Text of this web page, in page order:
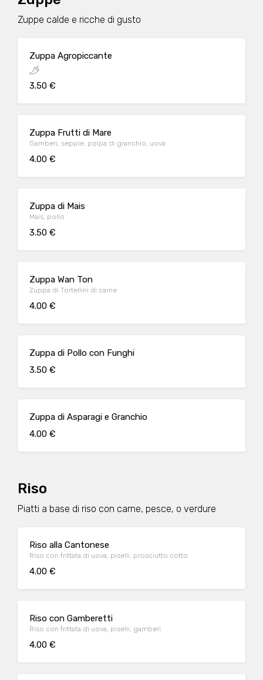
Zuppe calde e ricche di gusto
Zuppa Agropiccante
3.50 €
Zuppa Frutti di Mare
Gamberi, seppie, polpa di granchio, uova
4.00 €
Zuppa di Mais
Mais, pollo
3.50 €
Zuppa Wan Ton
Zuppa di Tortellini di carne
4.00 €
Zuppa di Pollo con Funghi
3.50 €
Zuppa di Asparagi e Granchio
4.00 €
Riso
Piatti a base di riso con carne, pesce, o verdure
Riso alla Cantonese
Riso con frittata di uova, piselli, prosciutto cotto
4.00 €
Riso con Gamberetti
Riso con frittata di uova, piselli, gamberi
4.00 €